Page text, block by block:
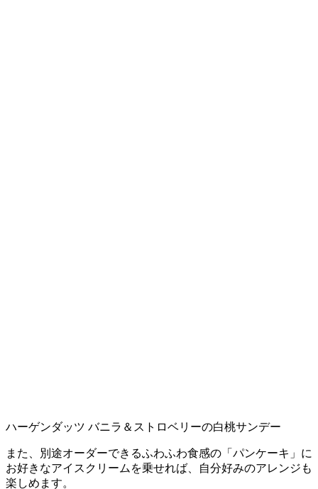
ハーゲンダッツ バニラ＆ストロベリーの白桃サンデー
また、別途オーダーできるふわふわ食感の「パンケーキ」に
お好きなアイスクリームを乗せれば、自分好みのアレンジも
楽しめます。